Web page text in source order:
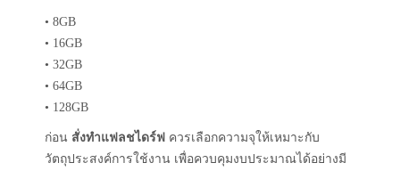
• 8GB
• 16GB
• 32GB
• 64GB
• 128GB
ก่อน สั่งทำแฟลชไดร์ฟ ควรเลือกความจุให้เหมาะกับ
วัตถุประสงค์การใช้งาน เพื่อควบคุมงบประมาณได้อย่างมี